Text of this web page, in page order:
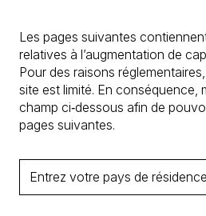
Les pages suivantes
relatives à l’augmentation de
Pour des raisons
site est limité. En conséquence,
champ ci‑dessous afin de
pages suivantes.
Entrez votre pays de résidence